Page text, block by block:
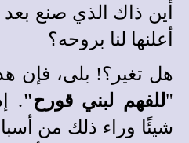
أين ذاك الذي صنع
أعلنها لنا بروحه؟
هل تغير؟! بلى، فإن
"للفهم لبني قورح".
شيئًا وراء ذلك من